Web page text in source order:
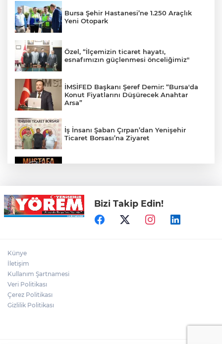
Bursa Şehir Hastanesi’ne 1.250 Araçlık
Yeni Otopark
Özel, “İlçemizin ticaret hayatı,
esnafımızın güçlenmesi önceliğimiz"
İMSİFED Başkanı Şeref Demir: “Bursa'da
Konut Fiyatlarını Düşürecek Anahtar
Arsa”
İş İnsanı Şaban Çırpan’dan Yenişehir
Ticaret Borsası’na Ziyaret
Öz Yenişehir Taşıyıcılar Kooperatifi’nden
Mehmet İleri’ye Ziyaret
Bizi Takip Edin!
Künye
İletişim
Kullanım Şartnamesi
Veri Politikası
Çerez Politikası
Gizlilik Politikası